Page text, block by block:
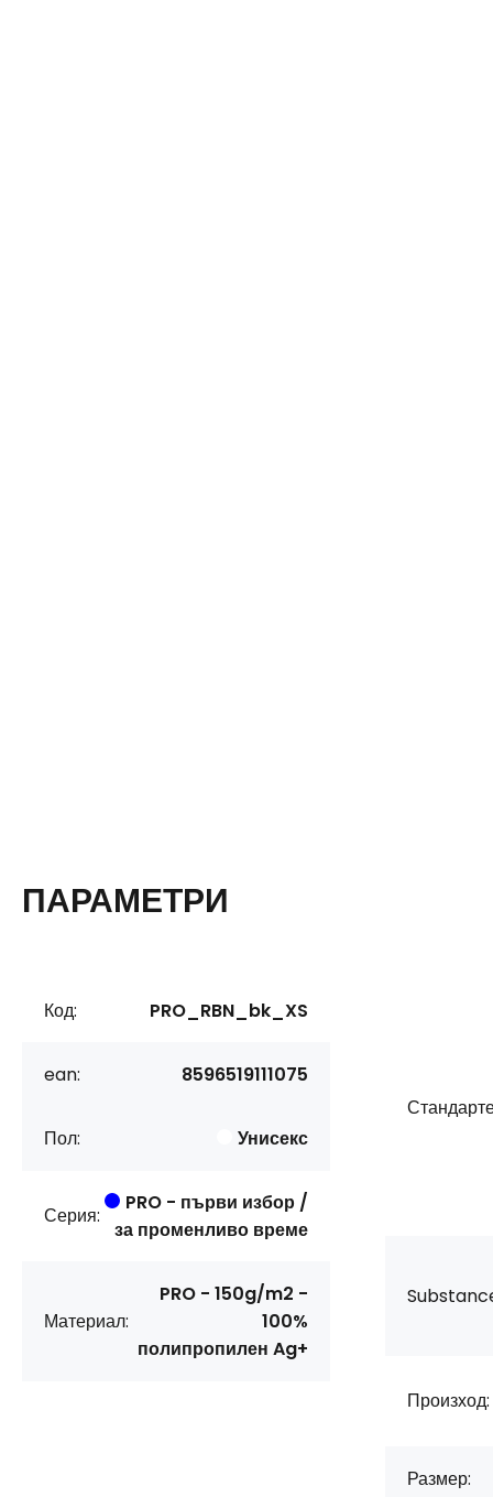
ПАРАМЕТРИ
Код: PRO_RBN_bk_XS
ean: 8596519111075
Пол: Унисекс
Серия:
PRO - първи избор /
за променливо време
Материал:
PRO - 150g/m2 -
100%
полипропилен Ag+
Произход:
Размер: